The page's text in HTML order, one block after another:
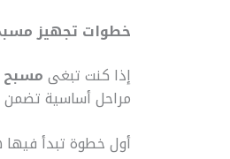
خطوات تجهيز
إذا كنت تبغىمسبح
مراحل أساسية
أول خطوة تبدأ فيها